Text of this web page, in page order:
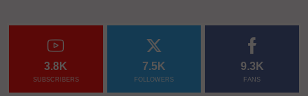
9.3K
FANS
7.5K
FOLLOWERS
3.8K
SUBSCRIBERS